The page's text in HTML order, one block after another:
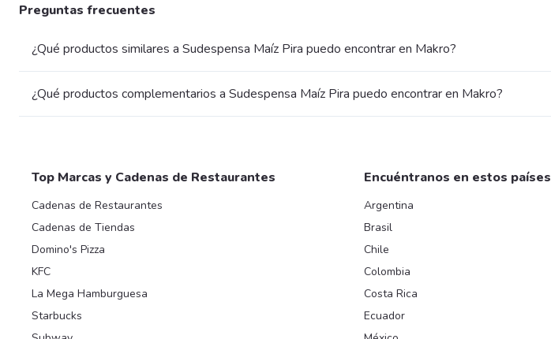
Preguntas frecuentes
¿Qué productos similares a Sudespensa Maíz Pira puedo encontrar en Makro?
¿Qué productos complementarios a Sudespensa Maíz Pira puedo encontrar en Makro?
Top Marcas y Cadenas de Restaurantes
Cadenas de Restaurantes
Cadenas de Tiendas
Domino's Pizza
KFC
La Mega Hamburguesa
Starbucks
Encuéntranos en estos países
Argentina
Brasil
Chile
Colombia
Costa Rica
Ecuador